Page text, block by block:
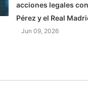
acciones legales
Pérez y el Real
Jun 09, 2026